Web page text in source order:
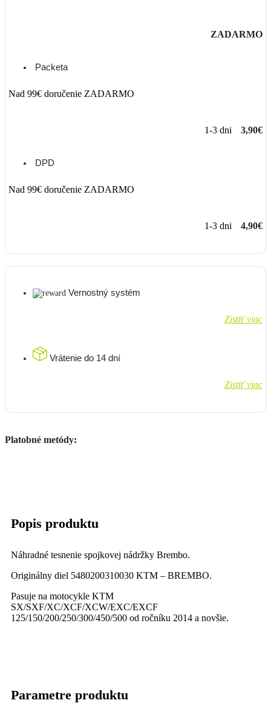
ZADARMO
Packeta
Nad 99€ doručenie ZADARMO
1-3 dni 3,90€
DPD
Nad 99€ doručenie ZADARMO
1-3 dni 4,90€
Vernostný systém
Zistiť viac
Vrátenie do 14 dní
Zistiť viac
Platobné metódy:
Popis produktu
Náhradné tesnenie spojkovej nádržky Brembo.
Originálny diel 5480200310030 KTM – BREMBO.
Pasuje na motocykle KTM
SX/SXF/XC/XCF/XCW/EXC/EXCF
125/150/200/250/300/450/500 od ročníku 2014 a novšie.
Parametre produktu